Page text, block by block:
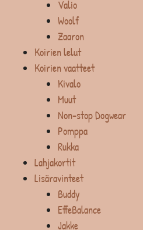
Valio
Woolf
Zaaron
Koirien lelut
Koirien vaatteet
Kivalo
Muut
Non-stop Dogwear
Pomppa
Rukka
Lahjakortit
Lisäravinteet
Buddy
EffeBalance
Jakke